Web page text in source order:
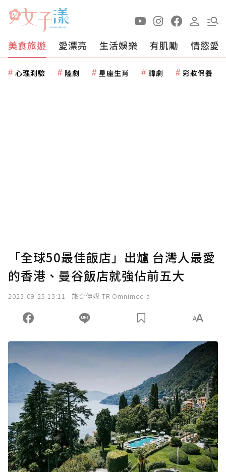
美食旅遊 愛漂亮 生活娛樂 有肌勵 情慾愛
心理測驗 陸劇 星座生肖 韓劇 彩妝保養
「全球50最佳飯店」出爐 台灣人最愛
的香港、曼谷飯店就強佔前五大
2023-09-25 13:11 旅奇傳媒 TR Omnimedia